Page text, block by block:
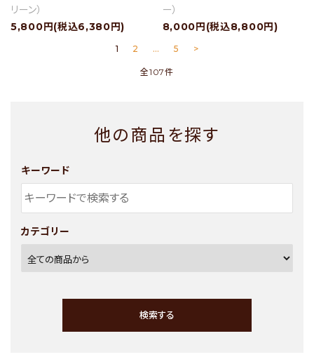
リーン）
5,800円(税込6,380円)
ー）
8,000円(税込8,800円)
1 2 … 5 >
全107件
他の商品を探す
キーワード
カテゴリー
検索する